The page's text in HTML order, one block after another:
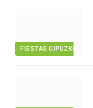
FIESTAS GIPUZKOA